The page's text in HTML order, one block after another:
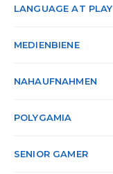
LANGUAGE AT PLAY
MEDIENBIENE
NAHAUFNAHMEN
POLYGAMIA
SENIOR GAMER